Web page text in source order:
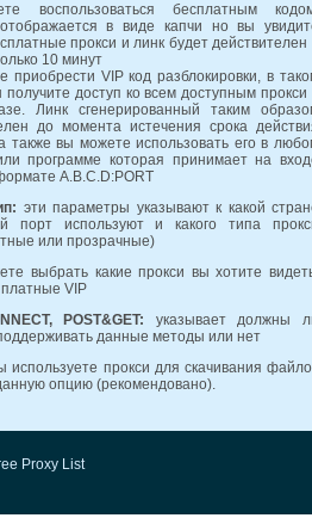
воспользоваться бесплатным
в виде капчи но вы
прокси и линк будет действителен
10 минут
приобрести VIP код разблокировки, в
получите доступ ко всем доступным прокси
Линк сгенерированный таким
до момента истечения срока
также вы можете использовать его в
программе которая принимает на
A.B.C.D:PORT
эти параметры указывают к какой
порт используют и какого типа
или прозрачные)
выбрать какие прокси вы хотите
VIP
POST&GET: указывает должны
данные методы или нет
используете прокси для скачивания
опцию (рекомендовано).
Proxy List